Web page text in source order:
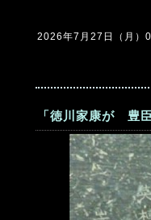
2026年7月27日（月）
「徳川家康が 豊